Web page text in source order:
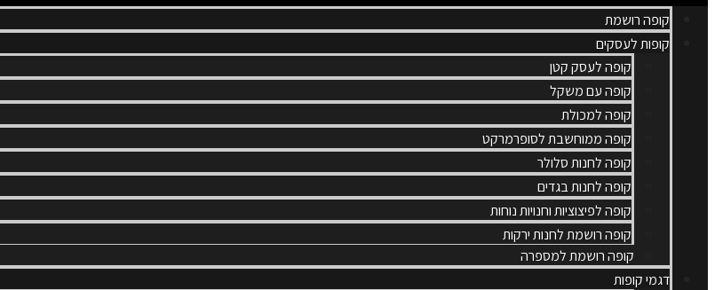
קופה רושמת
קופות לעסקים
קופה לעסק קטן
קופה עם משקל
קופה למכולת
קופה ממוחשבת לסופרמרקט
קופה לחנות סלולר
קופה לחנות בגדים
קופה לפיצוציות וחנויות נוחות
קופה רושמת לחנות ירקות
קופה רושמת למספרה
דגמי קופות